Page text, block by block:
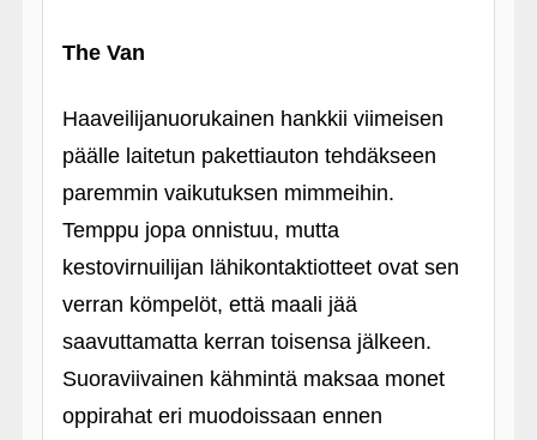
The Van
Haaveilijanuorukainen hankkii viimeisen
päälle laitetun pakettiauton tehdäkseen
paremmin vaikutuksen mimmeihin.
Temppu jopa onnistuu, mutta
kestovirnuilijan lähikontaktiotteet ovat sen
verran kömpelöt, että maali jää
saavuttamatta kerran toisensa jälkeen.
Suoraviivainen kähmintä maksaa monet
oppirahat eri muodoissaan ennen